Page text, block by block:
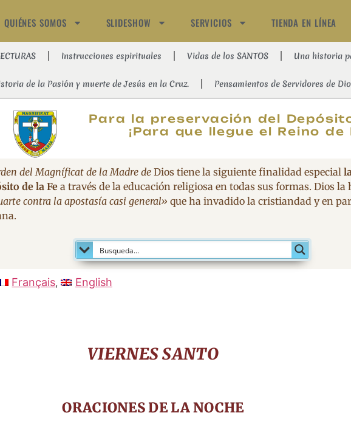
QUIÉNES SOMOS SLIDESHOW SERVICIOS TIENDA EN LÍNEA
Instrucciones espirituales Vidas de los SANTOS Una historia
de la Pasión y muerte de Jesús en la Cruz. Pensamientos de Servidores de
Para la preservación del
¡Para que llegue el Reino de
del Magníficat de la Madre de Dios tiene la siguiente finalidad especial
de la Fea través de la educación religiosa en todas sus formas. Dios la
contra la apostasía casi general» que ha invadido la cristiandad y en
Français English
VIERNES SANTO
ORACIONES DE LA NOCHE